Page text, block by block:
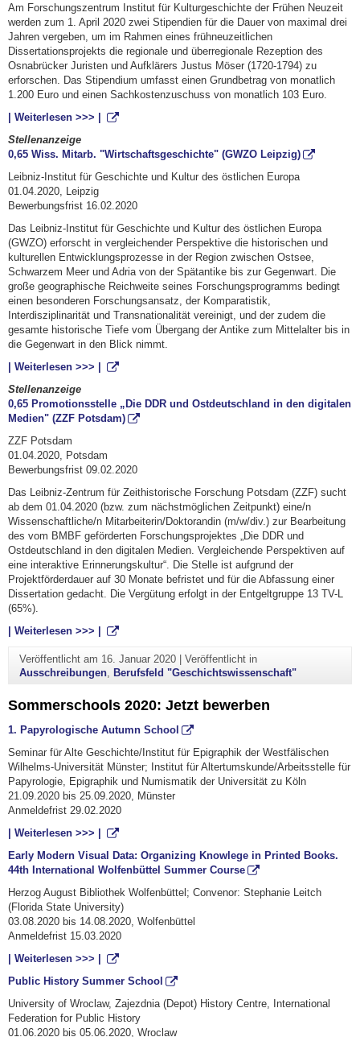
Am Forschungszentrum Institut für Kulturgeschichte der Frühen Neuzeit
werden zum 1. April 2020 zwei Stipendien für die Dauer von maximal drei
Jahren vergeben, um im Rahmen eines frühneuzeitlichen
Dissertationsprojekts die regionale und überregionale Rezeption des
Osnabrücker Juristen und Aufklärers Justus Möser (1720-1794) zu
erforschen. Das Stipendium umfasst einen Grundbetrag von monatlich
1.200 Euro und einen Sachkostenzuschuss von monatlich 103 Euro.
| Weiterlesen >>> |
Stellenanzeige
0,65 Wiss. Mitarb. "Wirtschaftsgeschichte" (GWZO Leipzig)
Leibniz-Institut für Geschichte und Kultur des östlichen Europa
01.04.2020, Leipzig
Bewerbungsfrist 16.02.2020
Das Leibniz-Institut für Geschichte und Kultur des östlichen Europa
(GWZO) erforscht in vergleichender Perspektive die historischen und
kulturellen Entwicklungsprozesse in der Region zwischen Ostsee,
Schwarzem Meer und Adria von der Spätantike bis zur Gegenwart. Die
große geographische Reichweite seines Forschungsprogramms bedingt
einen besonderen Forschungsansatz, der Komparatistik,
Interdisziplinarität und Transnationalität vereinigt, und der zudem die
gesamte historische Tiefe vom Übergang der Antike zum Mittelalter bis in
die Gegenwart in den Blick nimmt.
| Weiterlesen >>> |
Stellenanzeige
0,65 Promotionsstelle „Die DDR und Ostdeutschland in den digitalen
Medien" (ZZF Potsdam)
ZZF Potsdam
01.04.2020, Potsdam
Bewerbungsfrist 09.02.2020
Das Leibniz-Zentrum für Zeithistorische Forschung Potsdam (ZZF) sucht
ab dem 01.04.2020 (bzw. zum nächstmöglichen Zeitpunkt) eine/n
Wissenschaftliche/n Mitarbeiterin/Doktorandin (m/w/div.) zur Bearbeitung
des vom BMBF geförderten Forschungsprojektes „Die DDR und
Ostdeutschland in den digitalen Medien. Vergleichende Perspektiven auf
eine interaktive Erinnerungskultur“. Die Stelle ist aufgrund der
Projektförderdauer auf 30 Monate befristet und für die Abfassung einer
Dissertation gedacht. Die Vergütung erfolgt in der Entgeltgruppe 13 TV-L
(65%).
| Weiterlesen >>> |
Veröffentlicht am 16. Januar 2020| Veröffentlicht in
Ausschreibungen, Berufsfeld "Geschichtswissenschaft"
Sommerschools 2020: Jetzt bewerben
1. Papyrologische Autumn School
Seminar für Alte Geschichte/Institut für Epigraphik der Westfälischen
Wilhelms-Universität Münster; Institut für Altertumskunde/Arbeitsstelle für
Papyrologie, Epigraphik und Numismatik der Universität zu Köln
21.09.2020 bis 25.09.2020, Münster
Anmeldefrist 29.02.2020
| Weiterlesen >>> |
Early Modern Visual Data: Organizing Knowlege in Printed Books.
44th International Wolfenbüttel Summer Course
Herzog August Bibliothek Wolfenbüttel; Convenor: Stephanie Leitch
(Florida State University)
03.08.2020 bis 14.08.2020, Wolfenbüttel
Anmeldefrist 15.03.2020
| Weiterlesen >>> |
Public History Summer School
University of Wroclaw, Zajezdnia (Depot) History Centre, International
Federation for Public History
01.06.2020 bis 05.06.2020, Wroclaw